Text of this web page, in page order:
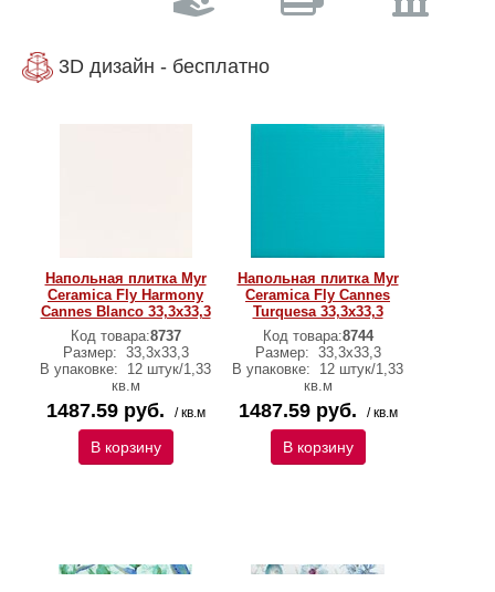
3D дизайн - бесплатно
Напольная плитка Myr
Ceramica Fly Harmony
Cannes Blanco 33,3x33,3
Код товара:8737
Размер: 33,3x33,3
В упаковке:
12 штук/1,33
кв.м
1487.59 руб. / кв.м
В корзину
Напольная плитка Myr
Ceramica Fly Cannes
Turquesa 33,3x33,3
Код товара:8744
Размер: 33,3x33,3
В упаковке:
12 штук/1,33
кв.м
1487.59 руб. / кв.м
В корзину